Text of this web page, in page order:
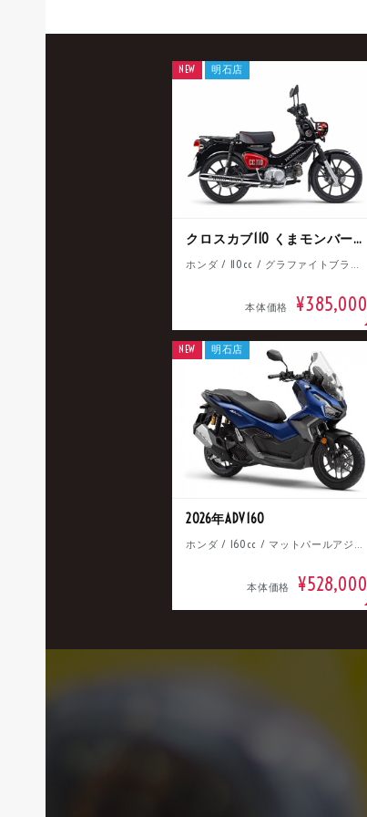
クロスカブ110 くまモンバージョン
ホンダ / 110cc / グラファイトブラック
本体価格 ¥385,000
NEW 明石店
2026年ADV160
ホンダ / 160cc / マットパールアジャイルブルー
本体価格 ¥528,000
NEW 明石店